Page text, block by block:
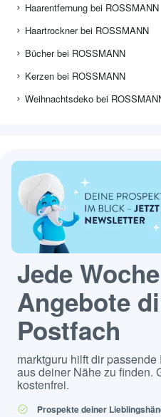
Haarentfernung bei ROSSMANN
Haartrockner bei ROSSMANN
Bücher bei ROSSMANN
Kerzen bei ROSSMANN
Weihnachtsdeko bei
Jede
Angebote
Postfach
marktguru hilft dir
aus deiner Nähe zu finden.
kostenfrei.
Prospekte deiner